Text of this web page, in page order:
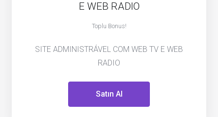
E WEB RADIO
Toplu Bonus!
SITE ADMINISTRÁVEL COM WEB TV E WEB
RADIO
Satın Al